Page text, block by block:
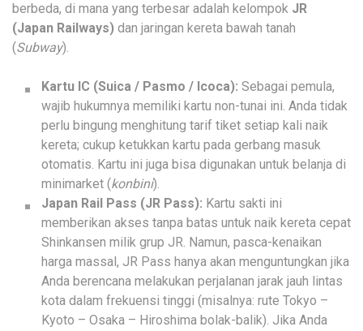
berbeda, di mana yang terbesar adalah kelompok JR
(Japan Railways) dan jaringan kereta bawah tanah
(Subway).
Kartu IC (Suica / Pasmo / Icoca): Sebagai pemula,
wajib hukumnya memiliki kartu non-tunai ini. Anda tidak
perlu bingung menghitung tarif tiket setiap kali naik
kereta; cukup ketukkan kartu pada gerbang masuk
otomatis. Kartu ini juga bisa digunakan untuk belanja di
minimarket (konbini).
Japan Rail Pass (JR Pass): Kartu sakti ini
memberikan akses tanpa batas untuk naik kereta cepat
Shinkansen milik grup JR. Namun, pasca-kenaikan
harga massal, JR Pass hanya akan menguntungkan jika
Anda berencana melakukan perjalanan jarak jauh lintas
kota dalam frekuensi tinggi (misalnya: rute Tokyo –
Kyoto – Osaka – Hiroshima bolak-balik). Jika Anda